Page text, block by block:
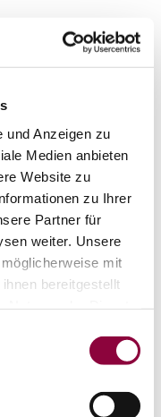
und Anzeigen zu
Medien anbieten
Website zu
zu Ihrer
Partner für
weiter. Unsere
mit
bereitgestellt
Karte anzeigen